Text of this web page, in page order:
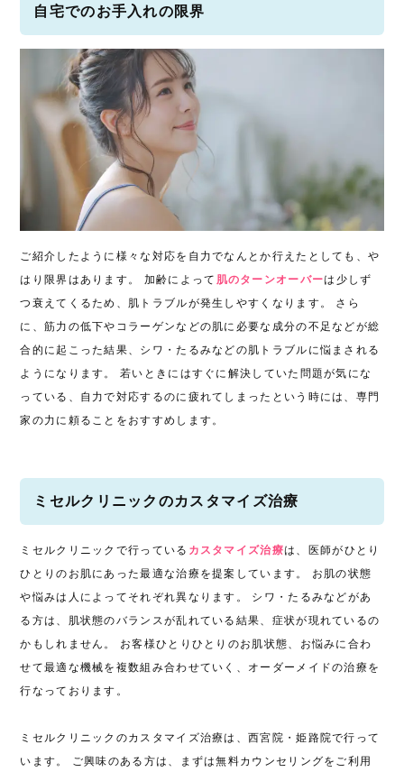
自宅でのお手入れの限界
ご紹介したように様々な対応を自力でなんとか行えたとしても、や
はり限界はあります。 加齢によって 肌のターンオーバーは少しず
つ衰えてくるため、肌トラブルが発生しやすくなります。 さら
に、筋力の低下やコラーゲンなどの肌に必要な成分の不足などが総
合的に起こった結果、シワ・たるみなどの肌トラブルに悩まされる
ようになります。 若いときにはすぐに解決していた問題が気にな
っている、自力で対応するのに疲れてしまったという時には、専門
家の力に頼ることをおすすめします。
ミセルクリニックのカスタマイズ治療
ミセルクリニックで行っている カスタマイズ治療は、医師がひとり
ひとりのお肌にあった最適な治療を提案しています。 お肌の状態
や悩みは人によってそれぞれ異なります。 シワ・たるみなどがあ
る方は、肌状態のバランスが乱れている結果、症状が現れているの
かもしれません。 お客様ひとりひとりのお肌状態、お悩みに合わ
せて最適な機械を複数組み合わせていく、オーダーメイドの治療を
行なっております。
ミセルクリニックのカスタマイズ治療は、西宮院・姫路院で行って
います。 ご興味のある方は、まずは無料カウンセリングをご利用